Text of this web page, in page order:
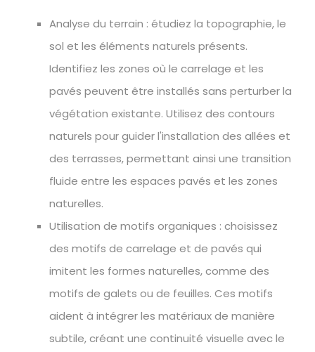
Analyse du terrain : étudiez la topographie, le
sol et les éléments naturels présents.
Identifiez les zones où le carrelage et les
pavés peuvent être installés sans perturber la
végétation existante. Utilisez des contours
naturels pour guider l'installation des allées et
des terrasses, permettant ainsi une transition
fluide entre les espaces pavés et les zones
naturelles.
Utilisation de motifs organiques : choisissez
des motifs de carrelage et de pavés qui
imitent les formes naturelles, comme des
motifs de galets ou de feuilles. Ces motifs
aident à intégrer les matériaux de manière
subtile, créant une continuité visuelle avec le